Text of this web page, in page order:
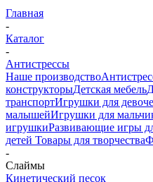
Главная
-
Каталог
-
Антистрессы
Наше производство
конструкторыДетская мебель
транспортИгрушки для
малышейИгрушки для
игрушкиРазвивающие игры
детей Товары для творчества
-
Слаймы
Кинетический песок